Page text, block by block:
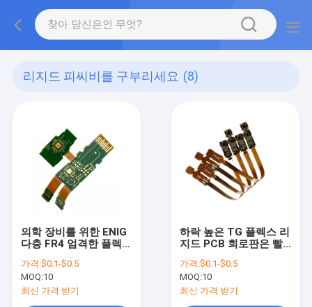
리지드 피씨비를 구부리세요 (8)
의학 장비를 위한 ENIG
다층 FR4 엄격한 플렉스
가격:$0.1-$0.5
MOQ:10
최신 가격 받기
하락 높은 TG 플렉스 리
지드 PCB 회로판은 빨
다
가격:$0.1-$0.5
MOQ:10
최신 가격 받기